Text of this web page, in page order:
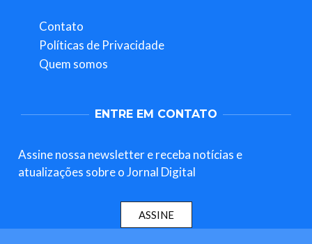
Contato
Políticas de Privacidade
Quem somos
ENTRE EM CONTATO
Assine nossa newsletter e receba notícias e
atualizações sobre o Jornal Digital
ASSINE